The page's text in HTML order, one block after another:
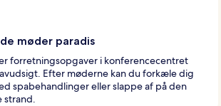
møder paradis
forretningsopgaver i konferencecentret
Efter møderne kan du forkæle dig
spabehandlinger eller slappe af på den
strand.